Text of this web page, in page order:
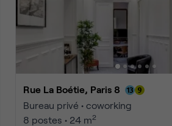
Rue La Boétie, Paris 8
Bureau privé • coworking
8 postes • 24 m2